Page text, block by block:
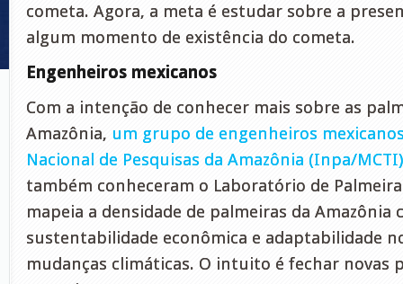
cometa. Agora, a meta é estudar sobre a
algum momento de existência do cometa.
Engenheiros mexicanos
Com a intenção de conhecer mais sobre as
Amazônia, um grupo de engenheiros
Nacional de Pesquisas da Amazônia (Inpa/MCTI)
também conheceram o Laboratório de
mapeia a densidade de palmeiras da Amazônia
sustentabilidade econômica e adaptabilidade
mudanças climáticas. O intuito é fechar novas